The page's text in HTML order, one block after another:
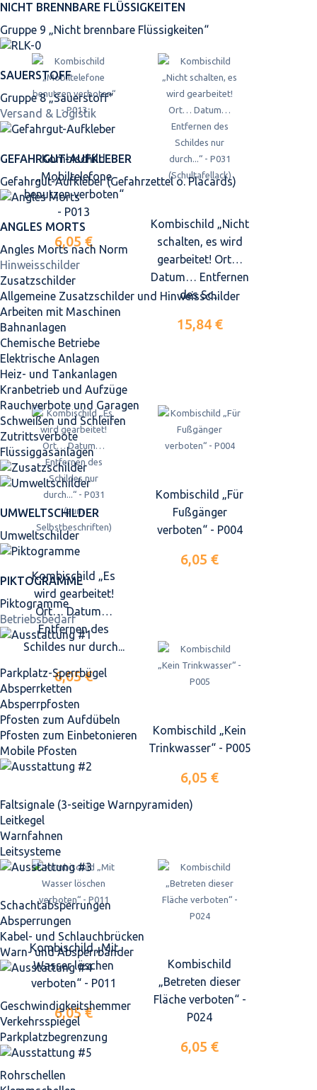
NICHT BRENNBARE FLÜSSIGKEITEN
Gruppe 9 „Nicht brennbare Flüssigkeiten“
SAUERSTOFF
Gruppe 8 „Sauerstoff“
Versand & Logistik
GEFAHRGUT-AUFKLEBER
Gefahrgut-Aufkleber (Gefahrzettel o. Placards)
ANGLES MORTS
Angles Morts nach Norm
Hinweisschilder
Zusatzschilder
Allgemeine Zusatzschilder und Hinweisschilder
Arbeiten mit Maschinen
Bahnanlagen
Chemische Betriebe
Elektrische Anlagen
Heiz- und Tankanlagen
Kranbetrieb und Aufzüge
Rauchverbote und Garagen
Schweißen und Schleifen
Zutrittsverbote
Flüssiggasanlagen
UMWELTSCHILDER
Umweltschilder
PIKTOGRAMME
Piktogramme
Betriebsbedarf
Parkplatz-Sperrbügel
Absperrketten
Absperrpfosten
Pfosten zum Aufdübeln
Pfosten zum Einbetonieren
Mobile Pfosten
Faltsignale (3-seitige Warnpyramiden)
Leitkegel
Warnfahnen
Leitsysteme
Schacht­absperrungen
Absperrungen
Kabel- und Schlauchbrücken
Warn- und Absperrbänder
Geschwindigkeits­hemmer
Verkehrsspiegel
Parkplatz­begrenzung
Rohrschellen
Kombischild
„Mobiltelefone
benutzen verboten“
- P013
6,05 €
Kombischild „Nicht
schalten, es wird
gearbeitet! Ort…
Datum… Entfernen
des Sc...
15,84 €
Kombischild „Es
wird gearbeitet!
Ort… Datum…
Entfernen des
Schildes nur durch...
6,05 €
Kombischild „Für
Fußgänger
verboten“ - P004
6,05 €
Kombischild „Kein
Trinkwasser“ - P005
6,05 €
Kombischild „Mit
Wasser löschen
verboten“ - P011
6,05 €
Kombischild
„Betreten dieser
Fläche verboten“ -
P024
6,05 €